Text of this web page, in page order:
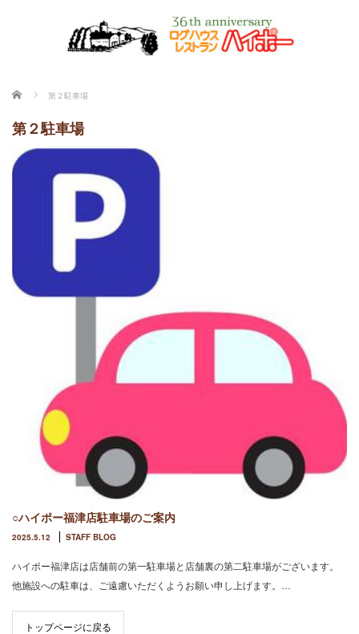
ホーム 第２駐車場
第２駐車場
○ハイポー福津店駐車場のご案内
2025.5.12 STAFF BLOG
ハイポー福津店は店舗前の第一駐車場と店舗裏の第二駐車場がございます。
他施設への駐車は、ご遠慮いただくようお願い申し上げます。…
トップページに戻る